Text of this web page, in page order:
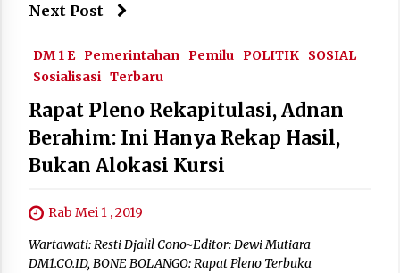
Next Post
DM 1 E Pemerintahan Pemilu POLITIK
SOSIAL
Sosialisasi Terbaru
Rapat Pleno Rekapitulasi, Adnan
Berahim: Ini Hanya Rekap Hasil,
Bukan Alokasi Kursi
Rab Mei 1 , 2019
Wartawati: Resti Djalil Cono~Editor: Dewi Mutiara
DM1.CO.ID, BONE BOLANGO: Rapat Pleno Terbuka